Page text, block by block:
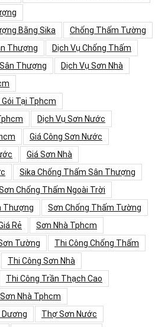
Bằng Sika
Chống Thấm Tường
Thượng
Dịch Vụ Chống Thấm
Thượng
Dịch Vụ Sơn Nhà
Gói Tại Tphcm
Dịch Vụ Sơn Nước
Giá Công Sơn Nước
Giá Sơn Nhà
Sika Chống Thấm Sân Thượng
Chống Thấm Ngoài Trời
Thượng
Sơn Chống Thấm Tường
Rẻ
Sơn Nhà Tphcm
Tường
Thi Công Chống Thấm
Thi Công Sơn Nhà
Thi Công Trần Thạch Cao
Nhà Tphcm
Dương
Thợ Sơn Nước